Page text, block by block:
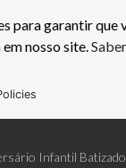
para garantir que
nosso site.
Infantil